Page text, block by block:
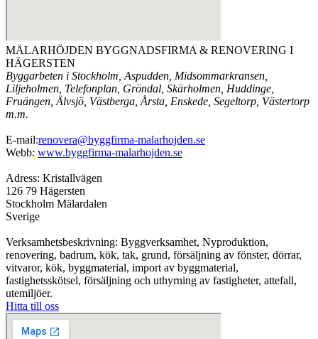
MÄLARHÖJDEN BYGGNADSFIRMA & RENOVERING I
HÄGERSTEN
Byggarbeten i Stockholm, Aspudden, Midsommarkransen,
Liljeholmen, Telefonplan, Gröndal, Skärholmen, Huddinge,
Fruängen, Älvsjö, Västberga, Årsta, Enskede, Segeltorp, Västertorp
m.m.
E-mail:renovera@byggfirma-malarhojden.se
Webb: www.byggfirma-malarhojden.se
Adress: Kristallvägen
126 79 Hägersten
Stockholm Mälardalen
Sverige
Verksamhetsbeskrivning: Byggverksamhet, Nyproduktion,
renovering, badrum, kök, tak, grund, försäljning av fönster, dörrar,
vitvaror, kök, byggmaterial, import av byggmaterial,
fastighetsskötsel, försäljning och uthyrning av fastigheter, attefall,
utemiljöer.
Hitta till oss